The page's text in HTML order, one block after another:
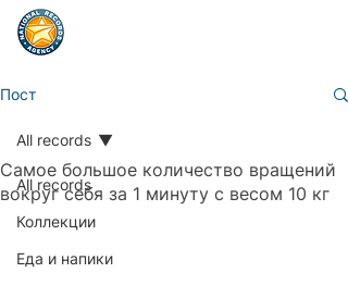
Пост
All records
Коллекции
Еда и напики
All records
Самое большое количество вращений
вокруг себя за 1 минуту с весом 10 кг